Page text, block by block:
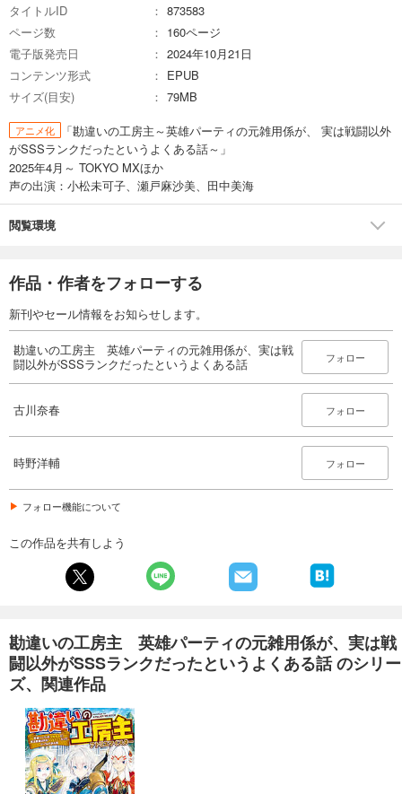
タイトルID
873583
ページ数
160ページ
電子版発売日
2024年10月21日
コンテンツ形式
EPUB
サイズ(目安)
79MB
アニメ化
「勘違いの工房主～英雄パーティの元雑用係が、 実は戦闘以外
がSSSランクだったというよくある話～」
2025年4月～ TOKYO MXほか
声の出演：小松未可子、瀬戸麻沙美、田中美海
閲覧環境
作品・作者をフォローする
新刊やセール情報をお知らせします。
勘違いの工房主 英雄パーティの元雑用係が、実は戦
闘以外がSSSランクだったというよくある話
フォロー
古川奈春 フォロー
時野洋輔 フォロー
フォロー機能について
この作品を共有しよう
勘違いの工房主 英雄パーティの元雑用係が、実は戦
闘以外がSSSランクだったというよくある話 のシリー
ズ、関連作品